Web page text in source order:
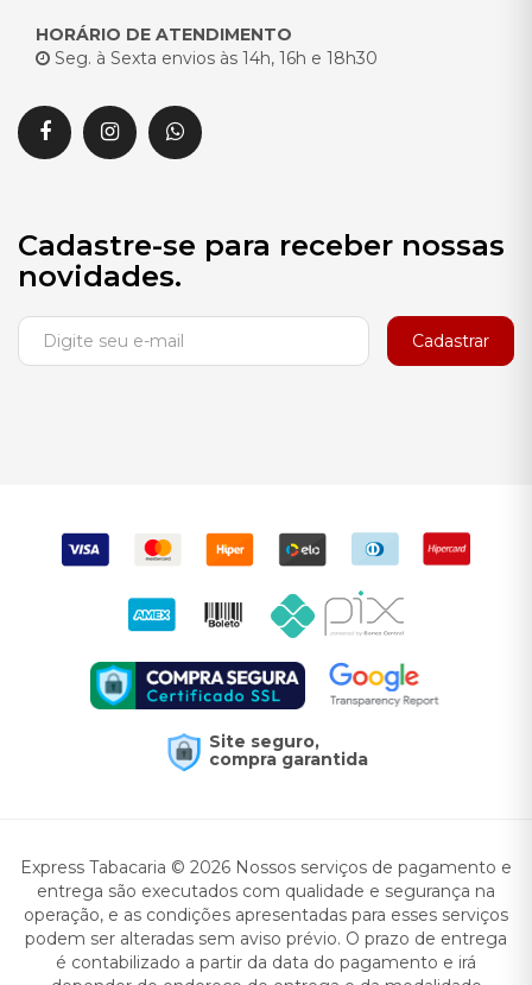
HORÁRIO DE ATENDIMENTO
Seg. à Sexta envios às 14h, 16h e 18h30
Cadastre-se para receber nossas
novidades.
Cadastrar
Site seguro,
compra garantida
Express Tabacaria © 2026 Nossos serviços de pagamento e
entrega são executados com qualidade e segurança na
operação, e as condições apresentadas para esses serviços
podem ser alteradas sem aviso prévio. O prazo de entrega
é contabilizado a partir da data do pagamento e irá